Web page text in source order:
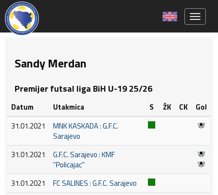
Sandy Merdan
Premijer futsal liga BiH U-19 25/26
Datum Utakmica S ŽK CK
Gol
31.01.2021
MNK KASKADA : G.F.C.
Sarajevo
31.01.2021
G.F.C. Sarajevo : KMF
''Policajac''
31.01.2021
FC SALINES : G.F.C. Sarajevo